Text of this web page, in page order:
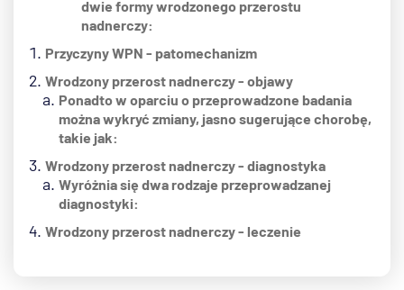
dwie formy wrodzonego przerostu
nadnerczy:
Przyczyny WPN - patomechanizm
Wrodzony przerost nadnerczy - objawy
Ponadto w oparciu o przeprowadzone badania
można wykryć zmiany, jasno sugerujące chorobę,
takie jak:
Wrodzony przerost nadnerczy - diagnostyka
Wyróżnia się dwa rodzaje przeprowadzanej
diagnostyki:
Wrodzony przerost nadnerczy - leczenie